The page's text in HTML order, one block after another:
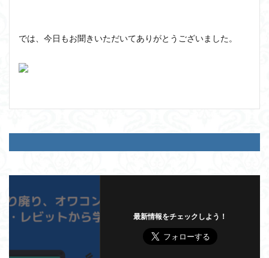
では、今日もお聞きいただいてありがとうございました。
最新情報をチェックしよう！